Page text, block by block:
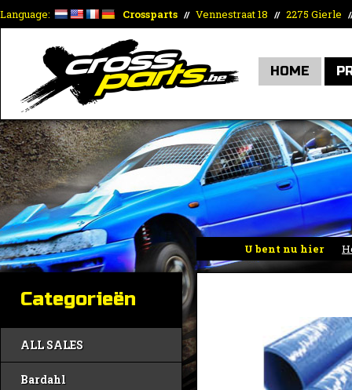
Language: Crossparts // Vennestraat 18 // 2275 Gierle
HOME
U bent nu hier
Categorieën
ALL SALES
Bardahl